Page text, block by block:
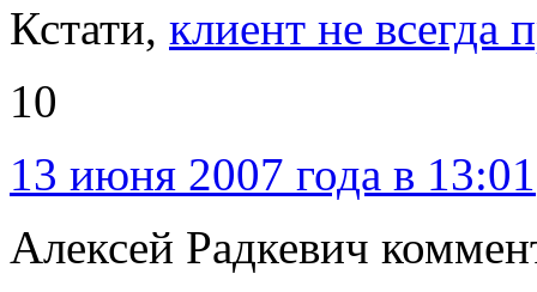
Кстати, клиент не всегда
10
13 июня 2007 года в 13:01
Алексей Радкевич